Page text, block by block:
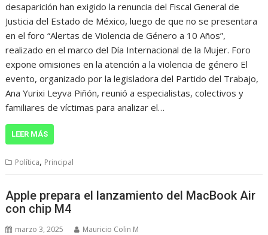
desaparición han exigido la renuncia del Fiscal General de
Justicia del Estado de México, luego de que no se presentara
en el foro “Alertas de Violencia de Género a 10 Años”,
realizado en el marco del Día Internacional de la Mujer. Foro
expone omisiones en la atención a la violencia de género El
evento, organizado por la legisladora del Partido del Trabajo,
Ana Yurixi Leyva Piñón, reunió a especialistas, colectivos y
familiares de víctimas para analizar el…
LEER MÁS
Política, Principal
Apple prepara el lanzamiento del MacBook Air
con chip M4
marzo 3, 2025 Mauricio Colin M